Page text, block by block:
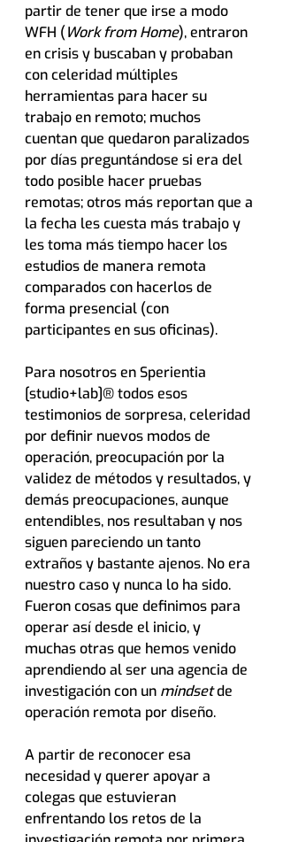
partir de tener que irse a modo
WFH (Work from Home), entraron
en crisis y buscaban y probaban
con celeridad múltiples
herramientas para hacer su
trabajo en remoto; muchos
cuentan que quedaron paralizados
por días preguntándose si era del
todo posible hacer pruebas
remotas; otros más reportan que a
la fecha les cuesta más trabajo y
les toma más tiempo hacer los
estudios de manera remota
comparados con hacerlos de
forma presencial (con
participantes en sus oficinas).
Para nosotros en Sperientia
[studio+lab]® todos esos
testimonios de sorpresa, celeridad
por definir nuevos modos de
operación, preocupación por la
validez de métodos y resultados, y
demás preocupaciones, aunque
entendibles, nos resultaban y nos
siguen pareciendo un tanto
extraños y bastante ajenos. No era
nuestro caso y nunca lo ha sido.
Fueron cosas que definimos para
operar así desde el inicio, y
muchas otras que hemos venido
aprendiendo al ser una agencia de
investigación con un mindset de
operación remota por diseño.
A partir de reconocer esa
necesidad y querer apoyar a
colegas que estuvieran
enfrentando los retos de la